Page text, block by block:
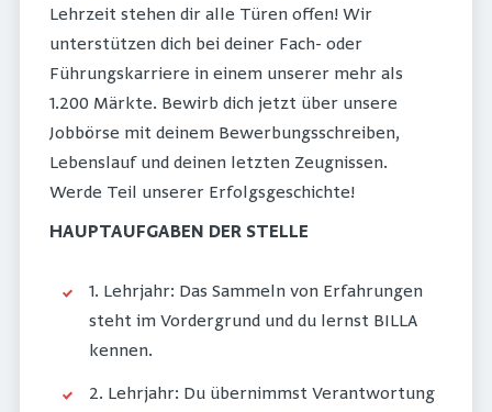
Lehrzeit stehen dir alle Türen offen! Wir
unterstützen dich bei deiner Fach- oder
Führungskarriere in einem unserer mehr als
1.200 Märkte. Bewirb dich jetzt über unsere
Jobbörse mit deinem Bewerbungsschreiben,
Lebenslauf und deinen letzten Zeugnissen.
Werde Teil unserer Erfolgsgeschichte!
HAUPTAUFGABEN DER STELLE
1. Lehrjahr: Das Sammeln von Erfahrungen
steht im Vordergrund und du lernst BILLA
kennen.
2. Lehrjahr: Du übernimmst Verantwortung